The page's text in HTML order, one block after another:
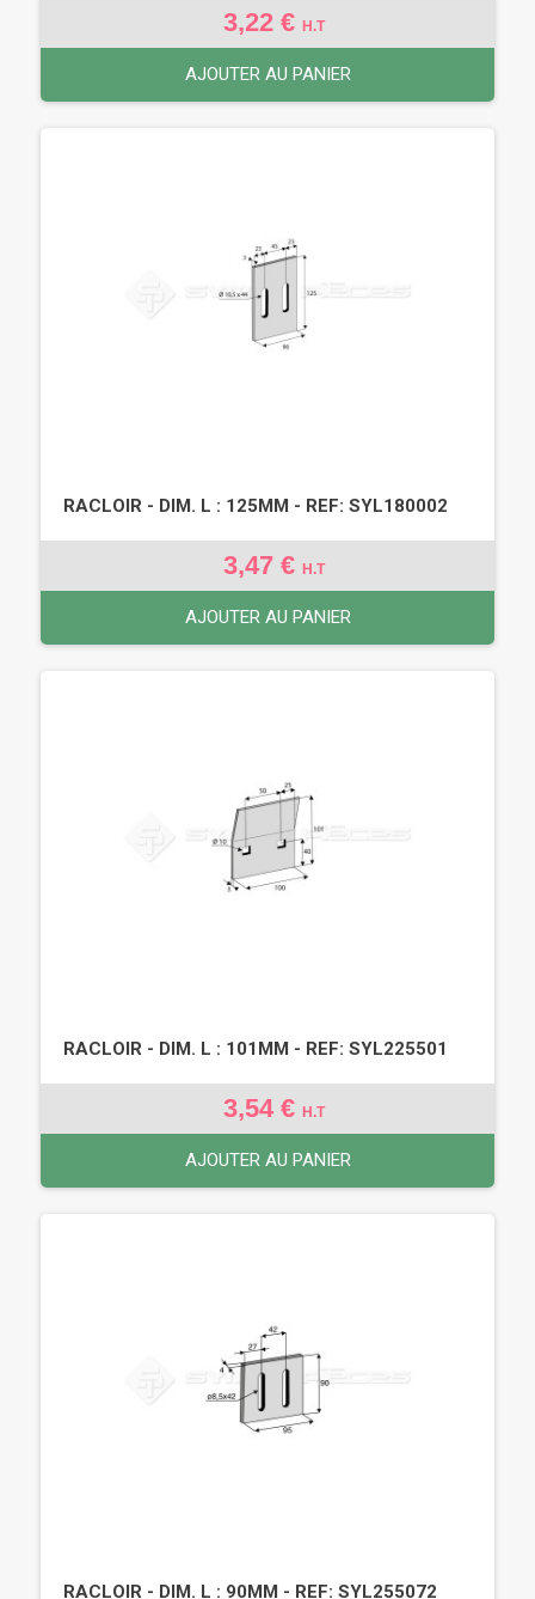
3,22 € H.T
AJOUTER AU PANIER
RACLOIR - DIM. L : 125MM - REF: SYL180002
3,47 € H.T
AJOUTER AU PANIER
RACLOIR - DIM. L : 101MM - REF: SYL225501
3,54 € H.T
AJOUTER AU PANIER
RACLOIR - DIM. L : 90MM - REF: SYL255072